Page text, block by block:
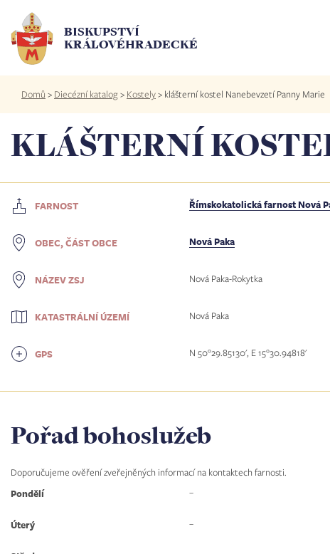
hlavnímu
obsahu
BISKUPSTVÍ
KRÁLOVÉHRADECKÉ
Drobečková
navigace
Domů > Diecézní katalog> Kostely> klášterní kostel Nanebevzetí Panny Marie
KLÁŠTERNÍ
FARNOST Římskokatolická farnost Nová
OBEC, ČÁST OBCE Nová Paka
NÁZEV ZSJ Nová Paka-Rokytka
KATASTRÁLNÍ ÚZEMÍ Nová Paka
GPS N 50°29.85130', E 15°30.94818'
Pořad bohoslužeb
Doporučujeme ověření zveřejněných informací na kontaktech farnosti.
Pondělí
–
Úterý –